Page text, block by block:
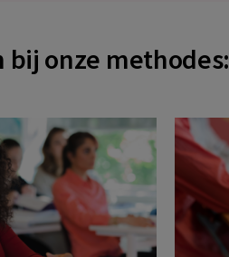
onze methodes: